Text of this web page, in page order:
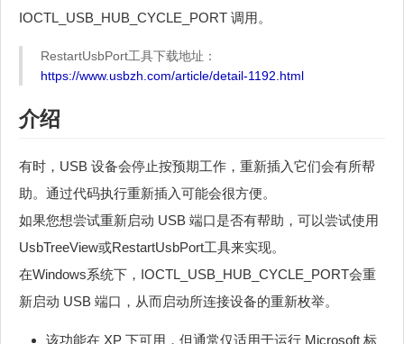
IOCTL_USB_HUB_CYCLE_PORT 调用。
RestartUsbPort工具下载地址：
https://www.usbzh.com/article/detail-1192.html
介绍
有时，USB 设备会停止按预期工作，重新插入它们会有所帮
助。通过代码执行重新插入可能会很方便。
如果您想尝试重新启动 USB 端口是否有帮助，可以尝试使用
UsbTreeView或RestartUsbPort工具来实现。
在Windows系统下，IOCTL_USB_HUB_CYCLE_PORT会重
新启动 USB 端口，从而启动所连接设备的重新枚举。
该功能在 XP 下可用，但通常仅适用于运行 Microsoft 标